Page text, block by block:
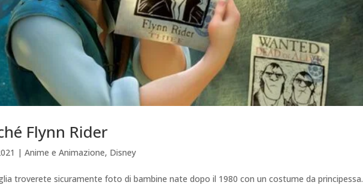
Flynn Rider
|Anime e Animazione, Disney
troverete sicuramente foto di bambine nate dopo il 1980 con un costume da principessa.